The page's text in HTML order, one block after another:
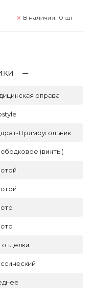
В наличии: 0 шт
оправа
Прямоугольник
(винты)
отделки